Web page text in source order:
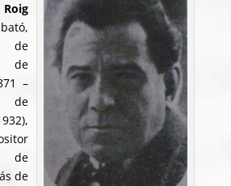
de
de
–
de
de
de